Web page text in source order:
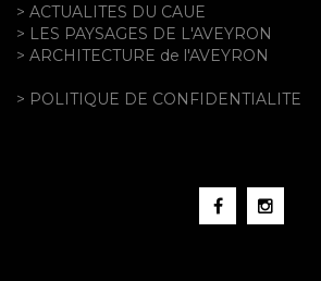
> ACTUALITES DU CAUE
> LES PAYSAGES DE L'AVEYRON
> ARCHITECTURE de l'AVEYRON
> POLITIQUE DE CONFIDENTIALITE